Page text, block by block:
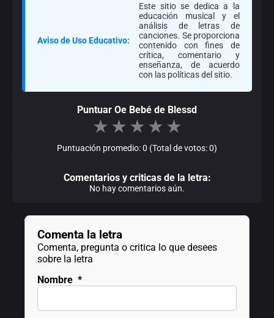
Aviso de Uso Educativo:
Este sitio se dedica a la
educación musical y el
análisis de letras de
canciones. Se proporciona
contenido con fines de
crítica, comentario y
enseñanza, de acuerdo
con las políticas del sitio.
Puntuar Oe Bebé de Blessd
★ ★ ★ ★ ★
Puntuación promedio: 0 (Total de votos: 0)
Comentarios y criticas de la letra:
No hay comentarios aún.
Comenta la letra
Comenta, pregunta o critica lo que desees
sobre la letra
Nombre *